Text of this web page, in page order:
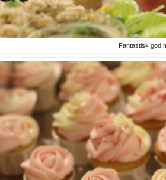
Fantastisk god